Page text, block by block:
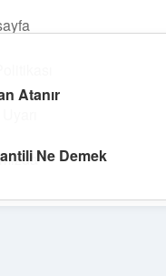
Atanır
Ne Demek